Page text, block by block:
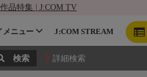
品特集 | J:COM TV
メニュー J:COM STREAM
詳細検索